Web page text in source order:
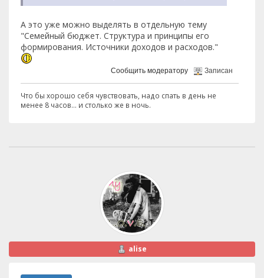
А это уже можно выделять в отдельную тему
"Семейный бюджет. Структура и принципы его
формирования. Источники доходов и расходов."
Сообщить модератору Записан
Что бы хорошо себя чувствовать, надо спать в день не
менее 8 часов... и столько же в ночь.
alise